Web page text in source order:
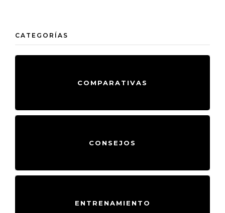
CATEGORÍAS
COMPARATIVAS
CONSEJOS
ENTRENAMIENTO